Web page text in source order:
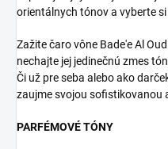
orientálnych tónov a vyberte
Zažite čaro vône Bade'e Al
nechajte jej jedinečnú zmes
Či už pre seba alebo ako
zaujme svojou sofistikovanou
PARFÉMOVÉ TÓNY